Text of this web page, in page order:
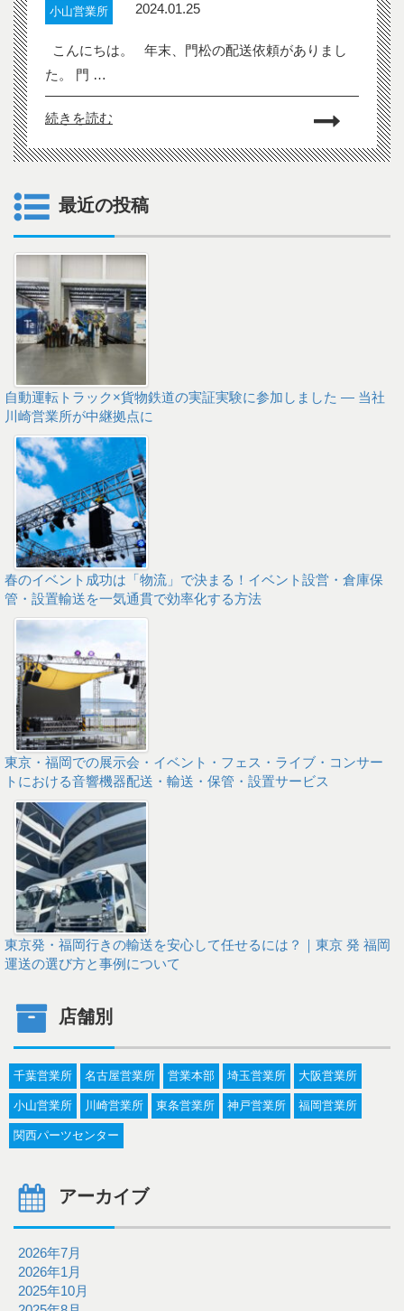
小山営業所 2024.01.25
こんにちは。 年末、門松の配送依頼がありまし
た。 門 …
続きを読む
最近の投稿
自動運転トラック×貨物鉄道の実証実験に参加しました ― 当社
川崎営業所が中継拠点に
春のイベント成功は「物流」で決まる！イベント設営・倉庫保
管・設置輸送を一気通貫で効率化する方法
東京・福岡での展示会・イベント・フェス・ライブ・コンサー
トにおける音響機器配送・輸送・保管・設置サービス
東京発・福岡行きの輸送を安心して任せるには？｜東京 発 福岡
運送の選び方と事例について
店舗別
千葉営業所 名古屋営業所 営業本部 埼玉営業所 大阪営業所
小山営業所 川崎営業所 東条営業所 神戸営業所 福岡営業所
関西パーツセンター
アーカイブ
2026年7月
2026年1月
2025年10月